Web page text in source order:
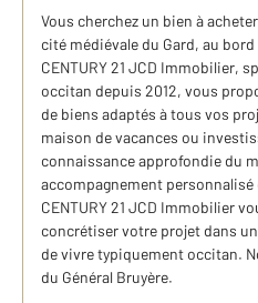
Vous cherchez un bien à
cité médiévale du Gard, au
CENTURY 21 JCD Immobilier,
occitan depuis 2012, vous
de biens adaptés à tous vos
maison de vacances ou
connaissance approfondie du
accompagnement
CENTURY 21 JCD Immobilier
concrétiser votre projet dans
de vivre typiquement occitan.
du Général Bruyère.